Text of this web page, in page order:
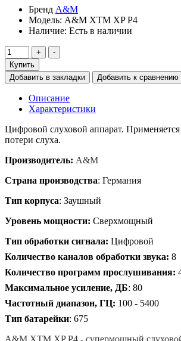
Бренд A&M
Модель: A&M XTM XP P4
Наличие: Есть в наличии
Купить
Добавить в закладки
Добавить к сравнению
Описание
Характеристики
Цифровой слуховой аппарат.
потери слуха.
Производитель: A&M
Страна производства: Германия
Тип корпуса: Заушный
Уровень мощности: Сверхмощный
Тип обработки сигнала: Цифровой
Количество каналов обработки звука: 8
Количество программ прослушивания:
Максимальное усиление, ДБ: 80
Частотный диапазон, ГЦ: 100 - 5400
Тип батарейки: 675